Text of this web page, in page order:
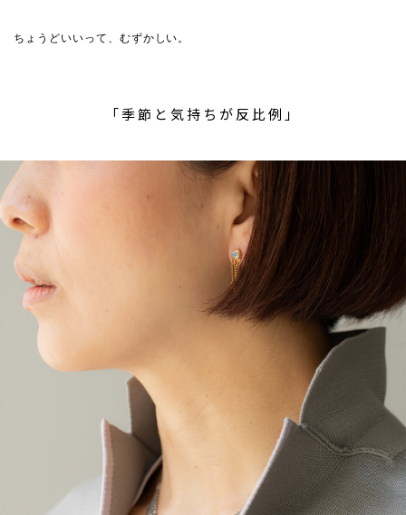
ちょうどいいって、むずかしい。
「季節と気持ちが反比例」